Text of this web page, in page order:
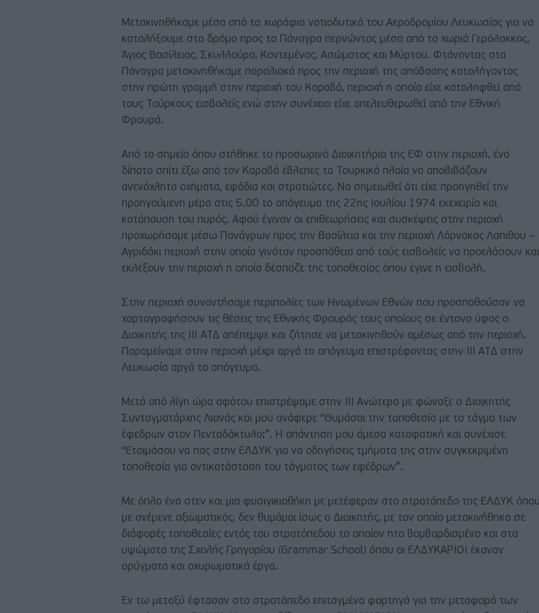
Μετακινηθήκαμε μέσα από τα χωράφια νοτιοδυτικά του Αεροδρομίου Λευκωσίας για να
καταλήξουμε στο δρόμο προς τα Πάναγρα περνώντας μέσα από τα χωριά Γερόλακκος,
Άγιος Βασίλειος, Σκυλλούρα, Κοντεμένος, Ασώματος και Μύρτου. Φτάνοντας στα
Πάναγρα μετακινηθήκαμε παραλιακά προς την περιοχή της απόβασης καταλήγοντας
στην πρώτη γραμμή στην περιοχή του Καραβά, περιοχή η οποία είχε καταληφθεί από
τους Τούρκους εισβολείς ενώ στην συνέχεια είχε απελευθερωθεί από την Εθνική
Φρουρά.
Από το σημείο όπου στήθηκε το προσωρινό Διοικητήριο της ΕΦ στην περιοχή, ένα
δίπατο σπίτι έξω από τον Καραβά έβλεπες τα Τουρκικά πλοία να αποβιβάζουν
ανενόχλητα οχήματα, εφόδια και στρατιώτες. Να σημειωθεί ότι είχε προηγηθεί την
προηγούμενη μέρα στις 5.00 το απόγευμα της 22ης Ιουλίου 1974 εκεχειρία και
κατάπαυση του πυρός. Αφού έγιναν οι επιθεωρήσεις και συσκέψεις στην περιοχή
προχωρήσαμε μέσω Πανάγρων προς την Βασίλεια και την περιοχή Λάρνακας Λαπιθου –
Αγριδάκι περιοχή στην οποία γινόταν προσπάθεια από τούς εισβολείς να προελάσουν και
εκλέξουν την περιοχή η οποία δέσποζε της τοποθεσίας όπου έγινε η εισβολή.
Στην περιοχή συναντήσαμε περιπολίες των Ηνωμένων Εθνών που προσπαθούσαν να
χαρτογραφήσουν τις θέσεις της Εθνικής Φρουράς τους οποίους σε έντονο ύφος ο
Διοικητής της ΙΙΙ ΑΤΔ απέπεμψε και ζήτησε να μετακινηθούν αμέσως από την περιοχή.
Παραμείναμε στην περιοχή μέχρι αργά το απόγευμα επιστρέφοντας στην ΙΙΙ ΑΤΔ στην
Λευκωσία αργά το απόγευμα.
Μετά από λίγη ώρα αφότου επιστρέψαμε στην ΙΙΙ Ανώτερα με φώναξε ο Διοικητής
Συνταγματάρχης Λιανάς και μου ανάφερε “Θυμάσαι την τοποθεσία με το τάγμα των
έφεδρων στον Πενταδάκτυλο;”. Η απάντηση μου άμεσα καταφατική και συνέχισε
“Ετοιμάσου να πας στην ΕΛΔΥΚ για να οδηγήσεις τμήματα της στην συγκεκριμένη
τοποθεσία για αντικατάσταση του τάγματος των εφέδρων”.
Με όπλο ένα στεν και μια φυσιγικιοθήκη με μετέφεραν στο στρατόπεδο της ΕΛΔΥΚ
με ανέμενε αξιωματικός, δεν θυμάμαι ίσως ο Διοικητής, με τον οποίο μετακινήθηκα σε
διάφορές τοποθεσίες εντός του στρατόπεδου το οποίον ητο βομβαρδισμένο και στα
υψώματα της Σχολής Γρηγορίου (Grammar School) όπου οι ΕΛΔΥΚΑΡΙΟΙ έκαναν
ορύγματα και οχυρωματικά έργα.
Εν τω μεταξύ έφτασαν στο στρατόπεδο επιταγμένα φορτηγά για την μεταφορά των